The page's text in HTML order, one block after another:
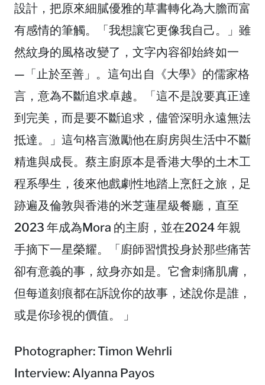
設計，把原來細膩優雅的草書轉化為大膽而富
有感情的筆觸。「我想讓它更像我自己。」雖
然紋身的風格改變了，文字內容卻始終如一
—「止於至善」。這句出自《大學》的儒家格
言，意為不斷追求卓越。「這不是說要真正達
到完美，而是要不斷追求，儘管深明永遠無法
抵達。」這句格言激勵他在廚房與生活中不斷
精進與成長。蔡主廚原本是香港大學的土木工
程系學生，後來他戲劇性地踏上烹飪之旅，足
跡遍及倫敦與香港的米芝蓮星級餐廳，直至
2023 年成為Mora 的主廚，並在2024 年親
手摘下一星榮耀。「廚師習慣投身於那些痛苦
卻有意義的事，紋身亦如是。它會刺痛肌膚，
但每道刻痕都在訴說你的故事，述說你是誰，
或是你珍視的價值。 」
Photographer: Timon Wehrli
Interview: Alyanna Payos